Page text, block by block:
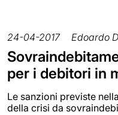
24-04-2017 Edoardo
per i debitori in
Le sanzioni previste
della crisi da